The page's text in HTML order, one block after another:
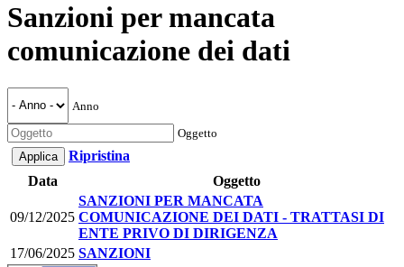
Sanzioni per mancata
comunicazione dei dati
Anno
Oggetto
Ripristina
Data
Oggetto
09/12/2025
SANZIONI PER MANCATA
COMUNICAZIONE DEI DATI - TRATTASI DI
ENTE PRIVO DI DIRIGENZA
17/06/2025 SANZIONI